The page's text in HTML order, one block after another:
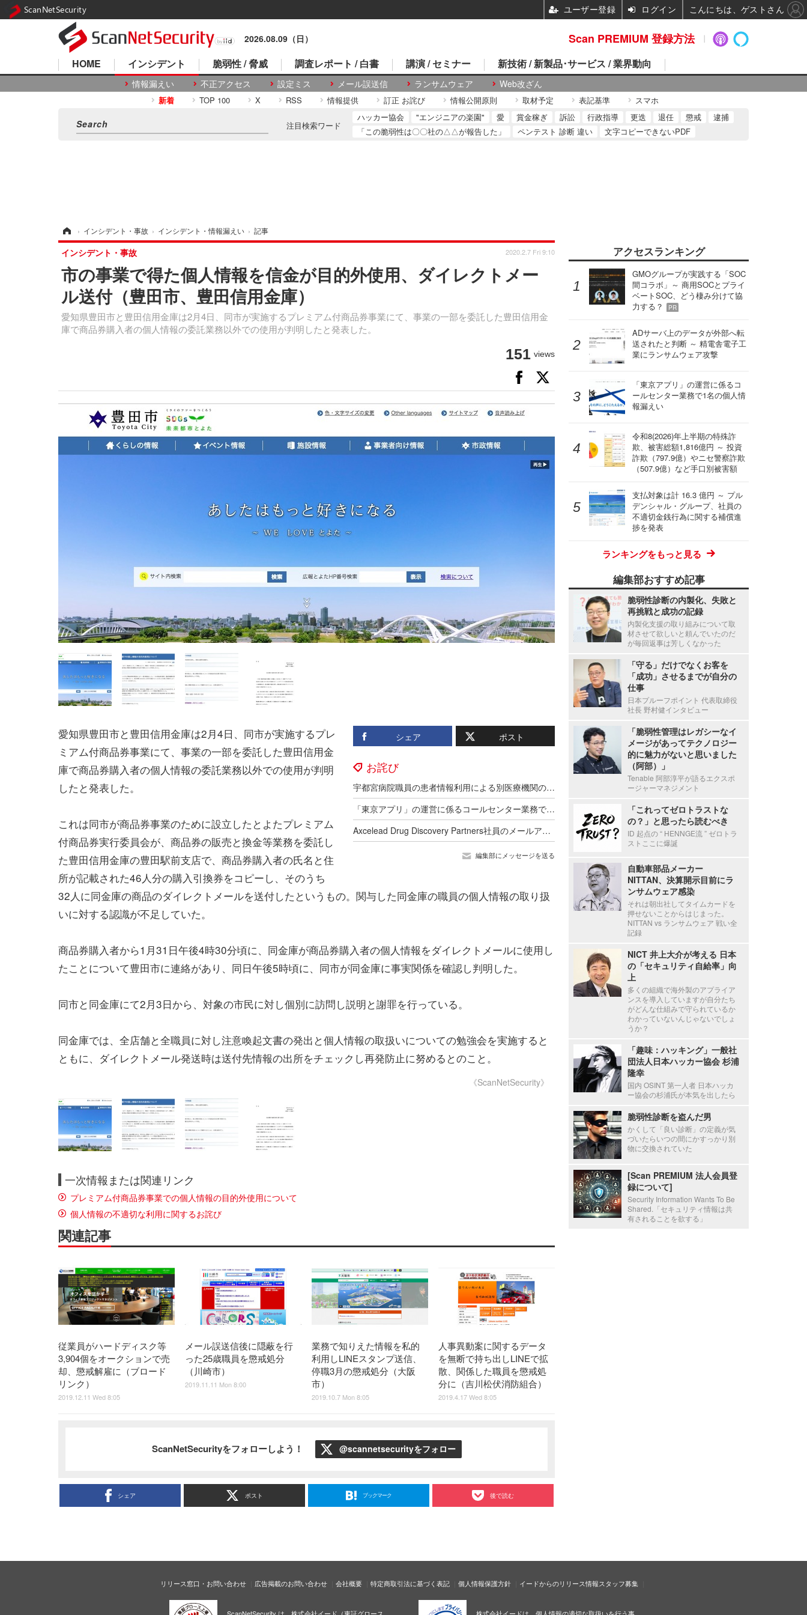
2026.08.09（日）
HOME インシデント
情報漏えい 不正アクセス 設定ミス メール誤送信 ランサムウェア Web改ざん
脆弱性 / 脅威 調査レポート / 白書 講演 / セミナー 新技術 / 新製品･サービス / 業界動向
新着 TOP 100 X RSS 情報提供 訂正 お詫び 情報公開原則 取材予定 表記基準 スマホ
注目検索ワード
ハッカー協会 "エンジニアの楽園" 愛 賞金稼ぎ 訴訟 行政指導 更迭 退任 懲戒
逮捕
「この脆弱性は〇〇社の△△が報告した」
ペンテスト 診断 違い 文字コピーできないPDF
› インシデント・事故 › インシデント・情報漏えい › 記事
市の事業で得た個人情報を信金が目的外使用、ダイレクトメー
ル送付（豊田市、豊田信用金庫）
愛知県豊田市と豊田信用金庫は2月4日、同市が実施するプレミアム付商品券事業にて、事業の一部を委託した豊田信用金
庫で商品券購入者の個人情報の委託業務以外での使用が判明したと発表した。
インシデント・事故 2020.2.7 Fri 9:10
151 views
シェア ポスト
お詫び
宇都宮病院職員の患者情報利用による別医療機関のダイレクトメール郵送、調査の結果 直接的金銭的利益の受領が無いことを確認
「東京アプリ」の運営に係るコールセンター業務で1名の個人情報漏えい
Axcelead Drug Discovery Partners社員のメールアカウントに不正アクセス、約7,000通のメールで痕跡を確認
編集部にメッセージを送る
愛知県豊田市と豊田信用金庫は2月4日、同市が実施するプレ
ミアム付商品券事業にて、事業の一部を委託した豊田信用金
庫で商品券購入者の個人情報の委託業務以外での使用が判明
したと発表した。
これは同市が商品券事業のために設立したとよたプレミアム
付商品券実行委員会が、商品券の販売と換金等業務を委託し
た豊田信用金庫の豊田駅前支店で、商品券購入者の氏名と住
所が記載された46人分の購入引換券をコピーし、そのうち
32人に同金庫の商品のダイレクトメールを送付したというもの。関与した同金庫の職員の個人情報の取り扱
いに対する認識が不足していた。
商品券購入者から1月31日午後4時30分頃に、同金庫が商品券購入者の個人情報をダイレクトメールに使用し
たことについて豊田市に連絡があり、同日午後5時頃に、同市が同金庫に事実関係を確認し判明した。
同市と同金庫にて2月3日から、対象の市民に対し個別に訪問し説明と謝罪を行っている。
同金庫では、全店舗と全職員に対し注意喚起文書の発出と個人情報の取扱いについての勉強会を実施すると
ともに、ダイレクトメール発送時は送付先情報の出所をチェックし再発防止に努めるとのこと。
《ScanNetSecurity》
一次情報または関連リンク
プレミアム付商品券事業での個人情報の目的外使用について
個人情報の不適切な利用に関するお詫び
関連記事
従業員がハードディスク等
3,904個をオークションで売
却、懲戒解雇に（ブロード
リンク）
2019.12.11 Wed 8:05
メール誤送信後に隠蔽を行
った25歳職員を懲戒処分
（川崎市）
2019.11.11 Mon 8:00
業務で知りえた情報を私的
利用しLINEスタンプ送信、
停職3月の懲戒処分（大阪
市）
2019.10.7 Mon 8:05
人事異動案に関するデータ
を無断で持ち出しLINEで拡
散、関係した職員を懲戒処
分に（吉川松伏消防組合）
2019.4.17 Wed 8:05
ScanNetSecurityをフォローしよう！ @scannetsecurityをフォロー
シェア ポスト ブックマーク 後で読む
アクセスランキング
GMOグループが実践する「SOC
間コラボ」～ 商用SOCとプライ
ベートSOC、どう棲み分けて協
力する？
PR
ADサーバ上のデータが外部へ転
送されたと判断 ～ 精電舎電子工
業にランサムウェア攻撃
「東京アプリ」の運営に係るコ
ールセンター業務で1名の個人情
報漏えい
令和8(2026)年上半期の特殊詐
欺、被害総額1,816億円 ～ 投資
詐欺（797.9億）やニセ警察詐欺
（507.9億）など手口別被害額
支払対象は計 16.3 億円 ～ プル
デンシャル・グループ、社員の
不適切金銭行為に関する補償進
捗を発表
ランキングをもっと見る
編集部おすすめ記事
脆弱性診断の内製化、失敗と
再挑戦と成功の記録
内製化支援の取り組みについて取
材させて欲しいと頼んでいたのだ
が毎回返事は芳しくなかった
「守る」だけでなくお客を
「成功」させるまでが自分の
仕事
日本プルーフポイント 代表取締役
社長 野村健インタビュー
「脆弱性管理はレガシーなイ
メージがあってテクノロジー
的に魅力がないと思いました
（阿部）」
Tenable 阿部淳平が語るエクスポ
ージャーマネジメント
「これってゼロトラストな
の？」と思ったら読むべき
ID 起点の “ HENNGE流 ” ゼロトラ
ストここに爆誕
自動車部品メーカー
NITTAN、決算開示目前にラ
ンサムウェア感染
それは朝出社してタイムカードを
押せないことからはじまった。
NITTAN vs ランサムウェア 戦い全
記録
NICT 井上大介が考える 日本
の「セキュリティ自給率」向
上
多くの組織で海外製のアプライア
ンスを導入していますが自分たち
がどんな仕組みで守られているか
わかっていないんじゃないでしょ
うか？
「趣味：ハッキング」一般社
団法人日本ハッカー協会 杉浦
隆幸
国内 OSINT 第一人者 日本ハッカ
ー協会の杉浦氏が本気を出したら
脆弱性診断を盗んだ男
かくして「良い診断」の定義が気
づいたらいつの間にかすっかり別
物に交換されていた
[Scan PREMIUM 法人会員登
録について]
Security Information Wants To Be
Shared.「セキュリティ情報は共
有されることを欲する」
リリース窓口・お問い合わせ 広告掲載のお問い合わせ 会社概要 特定商取引法に基づく表記 個人情報保護方針 イードからのリリース情報スタッフ募集
Scan PREMIUM 登録方法
ScanNetSecurity ユーザー登録 ログイン こんにちは、ゲストさん